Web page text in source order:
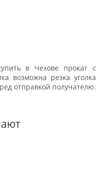
в Чехове прокат с
возможна резка уголка
отправкой получателю.